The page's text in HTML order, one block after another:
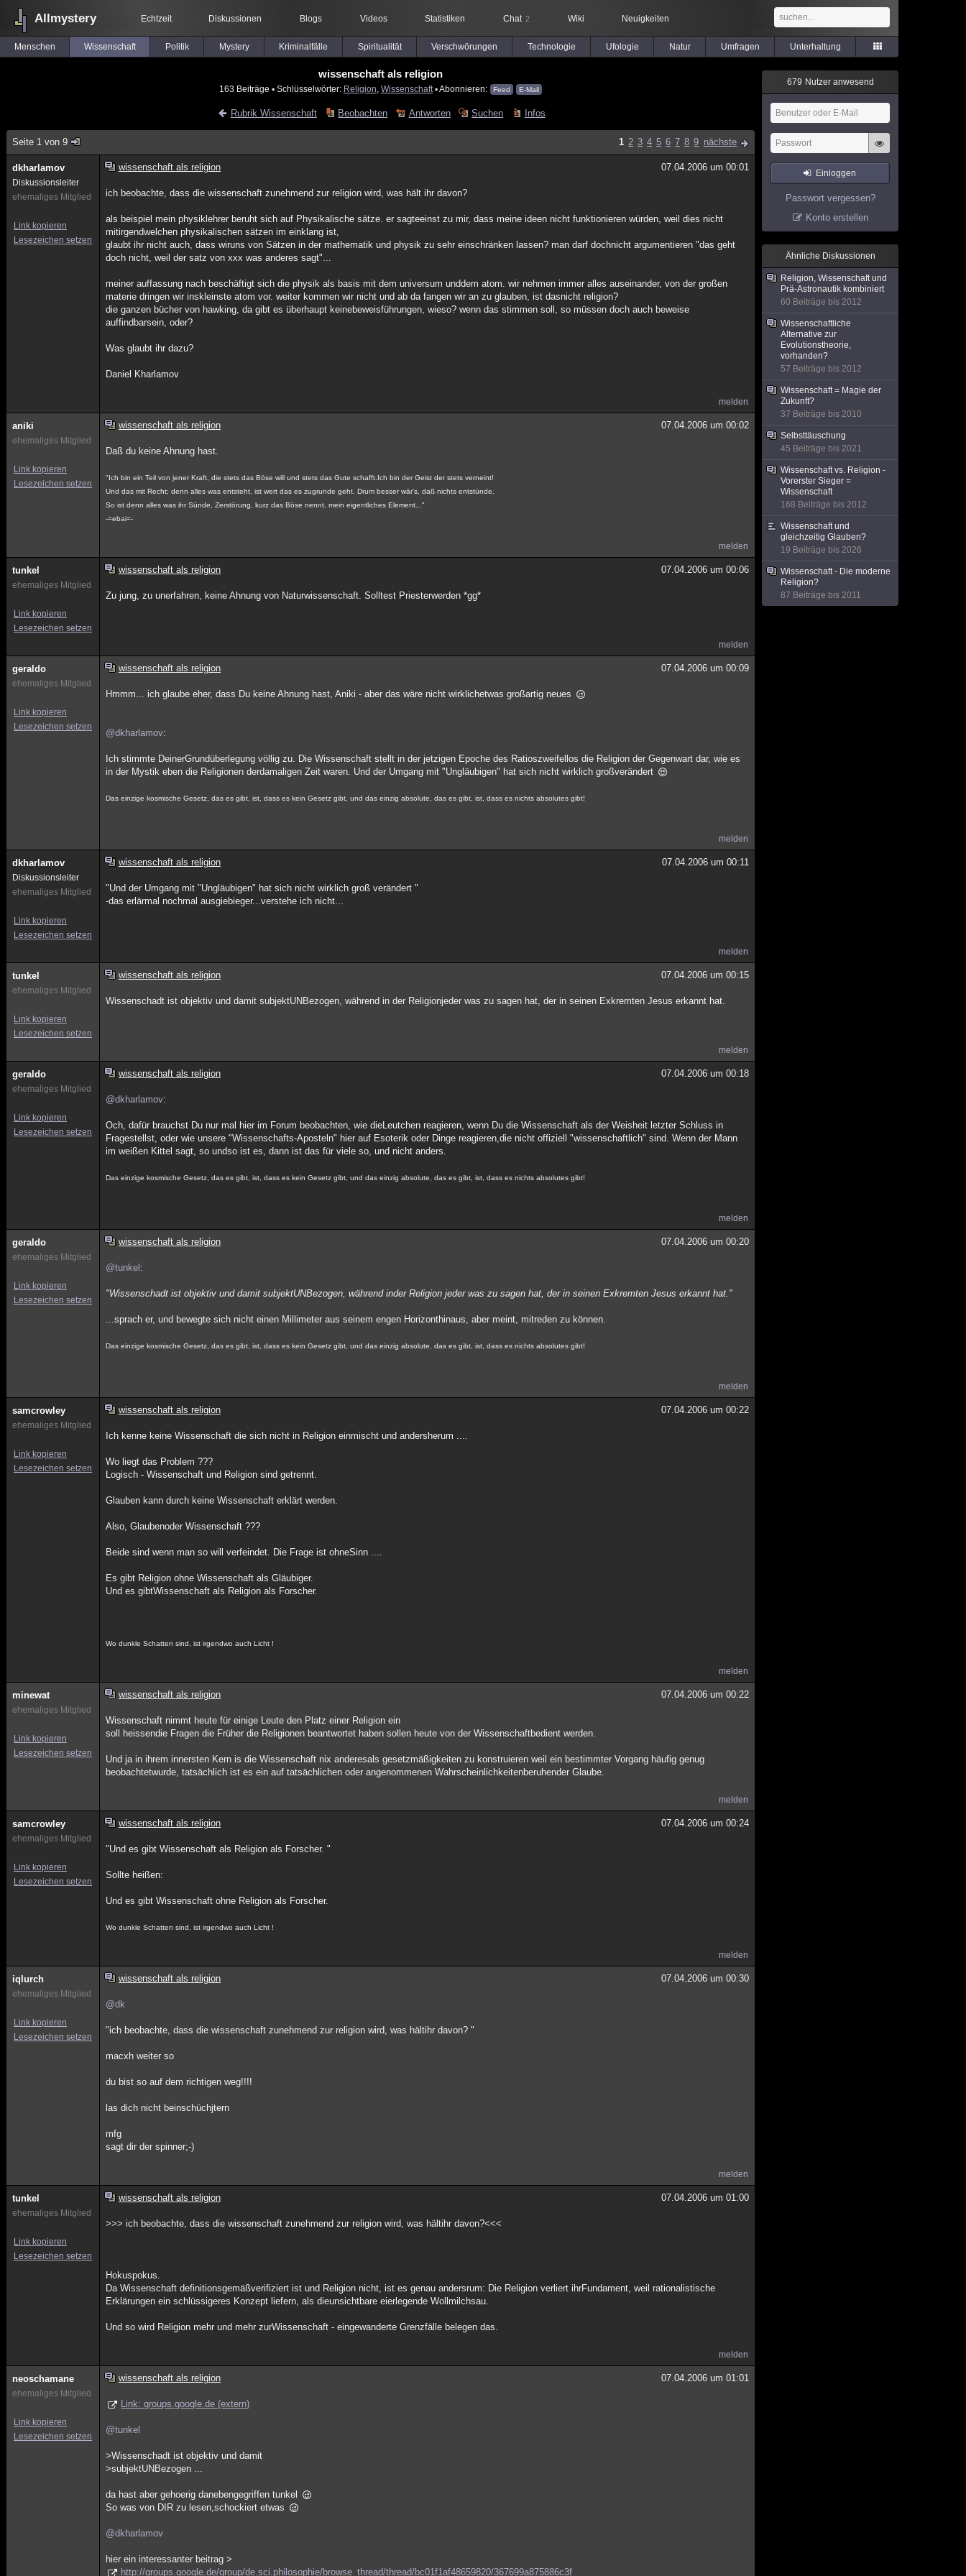
Allmystery Echtzeit Diskussionen Blogs Videos Statistiken Chat 2 Wiki Neuigkeiten
Menschen Wissenschaft Politik Mystery Kriminalfälle Spiritualität Verschwörungen Technologie Ufologie Natur Umfragen Unterhaltung
wissenschaft als religion
163 Beiträge ▪ Schlüsselwörter: Religion Wissenschaft ▪ Abonnieren: Feed E-Mail
Rubrik Wissenschaft Beobachten Antworten Suchen Infos
Seite 1 von 9 1 2 3 4 5 6 7 8 9 nächste
dkharlamov
Diskussionsleiter
ehemaliges Mitglied
Link kopieren
Lesezeichen setzen
wissenschaft als religion 07.04.2006 um 00:01
ich beobachte, dass die wissenschaft zunehmend zur religion wird, was hält ihr davon?
als beispiel mein physiklehrer beruht sich auf Physikalische sätze. er sagteeinst zu mir, dass meine ideen nicht funktionieren würden, weil dies nicht
mitirgendwelchen physikalischen sätzen im einklang ist,
glaubt ihr nicht auch, dass wiruns von Sätzen in der mathematik und physik zu sehr einschränken lassen? man darf dochnicht argumentieren "das geht
doch nicht, weil der satz von xxx was anderes sagt"...
meiner auffassung nach beschäftigt sich die physik als basis mit dem universum unddem atom. wir nehmen immer alles auseinander, von der großen
materie dringen wir inskleinste atom vor. weiter kommen wir nicht und ab da fangen wir an zu glauben, ist dasnicht religion?
die ganzen bücher von hawking, da gibt es überhaupt keinebeweisführungen, wieso? wenn das stimmen soll, so müssen doch auch beweise
auffindbarsein, oder?
Was glaubt ihr dazu?
Daniel Kharlamov
melden
aniki
ehemaliges Mitglied
Link kopieren
Lesezeichen setzen
wissenschaft als religion 07.04.2006 um 00:02
Daß du keine Ahnung hast.
"Ich bin ein Teil von jener Kraft, die stets das Böse will und stets das Gute schafft.Ich bin der Geist der stets verneint!
Und das mit Recht; denn alles was entsteht, ist wert das es zugrunde geht. Drum besser wär's, daß nichts entstünde.
So ist denn alles was ihr Sünde, Zerstörung, kurz das Böse nennt, mein eigentliches Element..."
-=ebai=-
melden
tunkel
ehemaliges Mitglied
Link kopieren
Lesezeichen setzen
wissenschaft als religion 07.04.2006 um 00:06
Zu jung, zu unerfahren, keine Ahnung von Naturwissenschaft. Solltest Priesterwerden *gg*
melden
geraldo
ehemaliges Mitglied
Link kopieren
Lesezeichen setzen
wissenschaft als religion 07.04.2006 um 00:09
Hmmm... ich glaube eher, dass Du keine Ahnung hast, Aniki - aber das wäre nicht wirklichetwas großartig neues
@dkharlamov:
Ich stimmte DeinerGrundüberlegung völlig zu. Die Wissenschaft stellt in der jetzigen Epoche des Ratioszweifellos die Religion der Gegenwart dar, wie es
in der Mystik eben die Religionen derdamaligen Zeit waren. Und der Umgang mit "Ungläubigen" hat sich nicht wirklich großverändert
Das einzige kosmische Gesetz, das es gibt, ist, dass es kein Gesetz gibt, und das einzig absolute, das es gibt, ist, dass es nichts absolutes gibt!
melden
dkharlamov
Diskussionsleiter
ehemaliges Mitglied
Link kopieren
Lesezeichen setzen
wissenschaft als religion 07.04.2006 um 00:11
"Und der Umgang mit "Ungläubigen" hat sich nicht wirklich groß verändert "
-das erlärmal nochmal ausgiebieger...verstehe ich nicht...
melden
tunkel
ehemaliges Mitglied
Link kopieren
Lesezeichen setzen
wissenschaft als religion 07.04.2006 um 00:15
Wissenschadt ist objektiv und damit subjektUNBezogen, während in der Religionjeder was zu sagen hat, der in seinen Exkremten Jesus erkannt hat.
melden
geraldo
ehemaliges Mitglied
Link kopieren
Lesezeichen setzen
wissenschaft als religion 07.04.2006 um 00:18
@dkharlamov:
Och, dafür brauchst Du nur mal hier im Forum beobachten, wie dieLeutchen reagieren, wenn Du die Wissenschaft als der Weisheit letzter Schluss in
Fragestellst, oder wie unsere "Wissenschafts-Aposteln" hier auf Esoterik oder Dinge reagieren,die nicht offiziell "wissenschaftlich" sind. Wenn der Mann
im weißen Kittel sagt, so undso ist es, dann ist das für viele so, und nicht anders.
Das einzige kosmische Gesetz, das es gibt, ist, dass es kein Gesetz gibt, und das einzig absolute, das es gibt, ist, dass es nichts absolutes gibt!
melden
geraldo
ehemaliges Mitglied
Link kopieren
Lesezeichen setzen
wissenschaft als religion 07.04.2006 um 00:20
@tunkel :
"Wissenschadt ist objektiv und damit subjektUNBezogen, während inder Religion jeder was zu sagen hat, der in seinen Exkremten Jesus erkannt hat."
...sprach er, und bewegte sich nicht einen Millimeter aus seinem engen Horizonthinaus, aber meint, mitreden zu können.
Das einzige kosmische Gesetz, das es gibt, ist, dass es kein Gesetz gibt, und das einzig absolute, das es gibt, ist, dass es nichts absolutes gibt!
melden
samcrowley
ehemaliges Mitglied
Link kopieren
Lesezeichen setzen
wissenschaft als religion 07.04.2006 um 00:22
Ich kenne keine Wissenschaft die sich nicht in Religion einmischt und andersherum ....
Wo liegt das Problem ???
Logisch - Wissenschaft und Religion sind getrennt.
Glauben kann durch keine Wissenschaft erklärt werden.
Also, Glaubenoder Wissenschaft ???
Beide sind wenn man so will verfeindet. Die Frage ist ohneSinn ....
Es gibt Religion ohne Wissenschaft als Gläubiger.
Und es gibtWissenschaft als Religion als Forscher.
Wo dunkle Schatten sind, ist irgendwo auch Licht !
melden
minewat
ehemaliges Mitglied
Link kopieren
Lesezeichen setzen
wissenschaft als religion 07.04.2006 um 00:22
Wissenschaft nimmt heute für einige Leute den Platz einer Religion ein
soll heissendie Fragen die Früher die Religionen beantwortet haben sollen heute von der Wissenschaftbedient werden.
Und ja in ihrem innersten Kern is die Wissenschaft nix anderesals gesetzmäßigkeiten zu konstruieren weil ein bestimmter Vorgang häufig genug
beobachtetwurde, tatsächlich ist es ein auf tatsächlichen oder angenommenen Wahrscheinlichkeitenberuhender Glaube.
melden
samcrowley
ehemaliges Mitglied
Link kopieren
Lesezeichen setzen
wissenschaft als religion 07.04.2006 um 00:24
"Und es gibt Wissenschaft als Religion als Forscher. "
Sollte heißen:
Und es gibt Wissenschaft ohne Religion als Forscher.
Wo dunkle Schatten sind, ist irgendwo auch Licht !
melden
iqlurch
ehemaliges Mitglied
Link kopieren
Lesezeichen setzen
wissenschaft als religion 07.04.2006 um 00:30
@dk
"ich beobachte, dass die wissenschaft zunehmend zur religion wird, was hältihr davon? "
macxh weiter so
du bist so auf dem richtigen weg!!!!
las dich nicht beinschüchjtern
mfg
sagt dir der spinner;-)
melden
tunkel
ehemaliges Mitglied
Link kopieren
Lesezeichen setzen
wissenschaft als religion 07.04.2006 um 01:00
>>> ich beobachte, dass die wissenschaft zunehmend zur religion wird, was hältihr davon?<<<
Hokuspokus.
Da Wissenschaft definitionsgemäßverifiziert ist und Religion nicht, ist es genau andersrum: Die Religion verliert ihrFundament, weil rationalistische
Erklärungen ein schlüssigeres Konzept liefern, als dieunsichtbare eierlegende Wollmilchsau.
Und so wird Religion mehr und mehr zurWissenschaft - eingewanderte Grenzfälle belegen das.
melden
neoschamane
ehemaliges Mitglied
Link kopieren
Lesezeichen setzen
wissenschaft als religion 07.04.2006 um 01:01
Link: groups.google.de (extern)
@tunkel
>Wissenschadt ist objektiv und damit
>subjektUNBezogen ...
da hast aber gehoerig danebengegriffen tunkel
So was von DIR zu lesen,schockiert etwas
@dkharlamov
hier ein interessanter beitrag >
http://groups.google.de/group/de.sci.philosophie/browse_thread/thread/bc01f1af48659820/367699a875886c3f
679 Nutzer anwesend
Einloggen
Passwort vergessen?
Konto erstellen
Ähnliche Diskussionen
Religion, Wissenschaft und
Prä-Astronautik kombiniert
60 Beiträge bis 2012
Wissenschaftliche
Alternative zur
Evolutionstheorie,
vorhanden?
57 Beiträge bis 2012
Wissenschaft = Magie der
Zukunft?
37 Beiträge bis 2010
Selbsttäuschung
45 Beiträge bis 2021
Wissenschaft vs. Religion -
Vorerster Sieger =
Wissenschaft
168 Beiträge bis 2012
Wissenschaft und
gleichzeitig Glauben?
19 Beiträge bis 2026
Wissenschaft - Die moderne
Religion?
87 Beiträge bis 2011